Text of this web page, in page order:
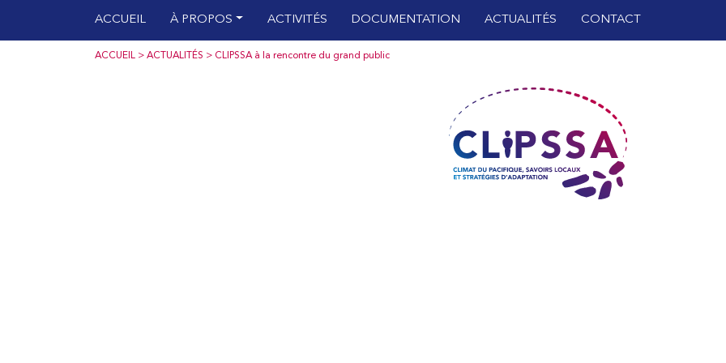
ACCUEIL À PROPOS ACTIVITÉS DOCUMENTATION ACTUALITÉS CONTACT
ACCUEIL > ACTUALITÉS > CLIPSSA à la rencontre du grand public